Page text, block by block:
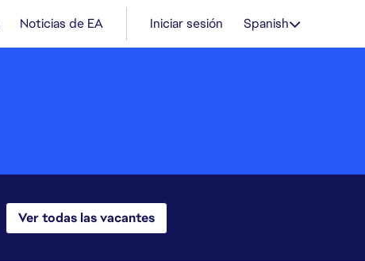
Noticias de EA Iniciar sesión Spanish
Ver todas las vacantes